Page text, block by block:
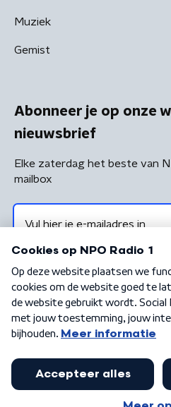
Muziek
Gemist
Abonneer je op onze
nieuwsbrief
Elke zaterdag het beste van
mailbox
Algemene voorwaarden